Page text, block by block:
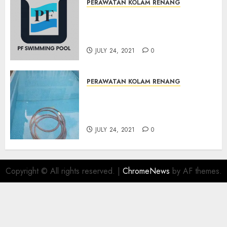
PERAWATAN KOLAM RENANG
JULY 24, 2021 0
PERAWATAN KOLAM RENANG
JULY 24, 2021 0
Copyright © All rights reserved. | ChromeNews by AF themes.